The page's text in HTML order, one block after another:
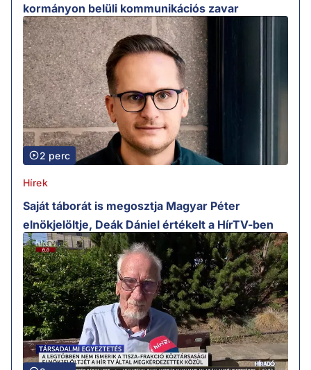
kormányon belüli kommunikációs zavar
2 perc
Hírek
Saját táborát is megosztja Magyar Péter
elnökjelöltje, Deák Dániel értékelt a HírTV-ben